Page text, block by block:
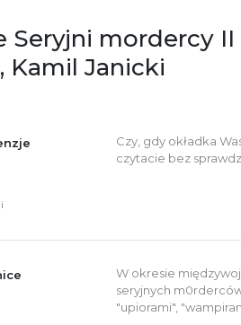
dotyczące
Załącznik PDF
Seryjni mordercy II
Kamil Janicki
Czy, gdy okładka
czytacie bez
W okresie
seryjnych
"upiorami",